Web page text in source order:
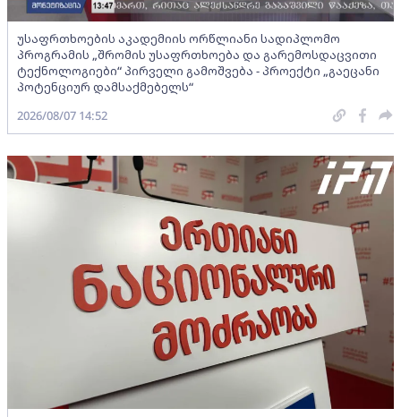
უსაფრთხოების აკადემიის ორწლიანი სადიპლომო
პროგრამის „შრომის უსაფრთხოება და გარემოსდაცვითი
ტექნოლოგიები“ პირველი გამოშვება - პროექტი „გაეცანი
პოტენციურ დამსაქმებელს“
2026/08/07 14:52